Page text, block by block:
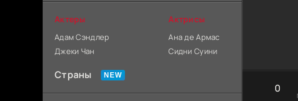
0
Актеры
Адам Сэндлер
Джеки Чан
Актрисы
Ана де Армас
Сидни Суини
Страны